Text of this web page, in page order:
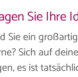
Sie Ihre
Sie ein
Sich auf
es ist